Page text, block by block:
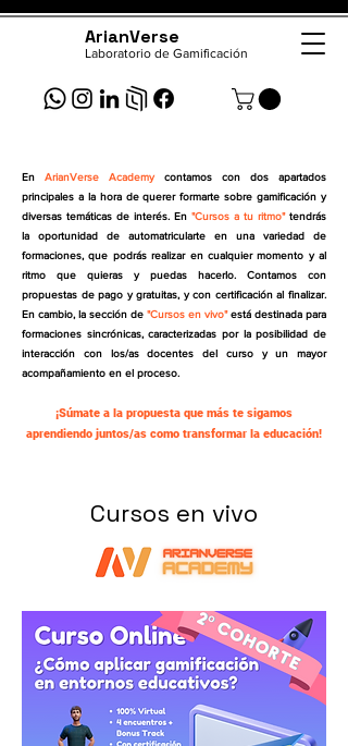
ArianVerse
Laboratorio de Gamificación
En ArianVerse Academy contamos con dos apartados
principales a la hora de querer formarte sobre gamificación y
diversas temáticas de interés. En "Cursos a tu ritmo"tendrás
la oportunidad de automatricularte en una variedad de
formaciones, que podrás realizar en cualquier momento y al
ritmo que quieras y puedas hacerlo. Contamos con
propuestas de pago y gratuitas, y con certificación al finalizar.
En cambio, la sección de "Cursos en vivo"está destinada para
formaciones sincrónicas, caracterizadas por la posibilidad de
interacción con los/as docentes del curso y un mayor
acompañamiento en el proceso.
¡Súmate a la propuesta que más te sigamos
aprendiendo juntos/as como transformar la educación!
Cursos en vivo